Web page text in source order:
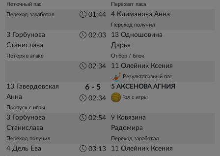
Неточный пас
Перехват паса
Переход заработал
01:44 4 Климанова Анна
Переход получил
3 Горбунова
Станислава
Потеря в атаке
02:03
13 Одношовина
Дарья
Отбор / блок
02:34 11 Олейник Ксения
Результативный пас
13 Гавердовская
Анна
Пропуск с игры
6 - 5
02:34
5 АКСЕНОВА АГНИЯ
Гол с игры
3 Горбунова
Станислава
Переход получил
02:54
9 Ковязина
Радомира
Переход заработал
4 Дель Ева 03:13 11 Олейник Ксения